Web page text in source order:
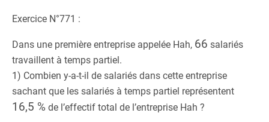
Exercice N°771 :
Dans une première entreprise appelée Hah, 66 salariés
travaillent à temps partiel.
1) Combien y-a-t-il de salariés dans cette entreprise
sachant que les salariés à temps partiel représentent
16,5 % de l’effectif total de l’entreprise Hah ?